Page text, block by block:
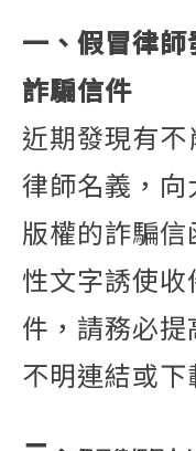
一、假冒律師
詐騙信件
近期發現有
律師名義，向
版權的詐騙
性文字誘使
件，請務必
不明連結或下